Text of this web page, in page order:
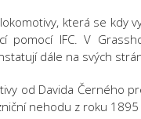
která se kdy
pomocí IFC. V
dále na svých
od Davida Černého
nehodu z roku